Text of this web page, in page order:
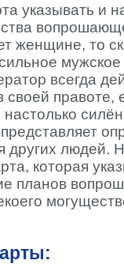
указывать и
женщине, то
всегда
своей правоте,
настолько
других людей.
которая
планов